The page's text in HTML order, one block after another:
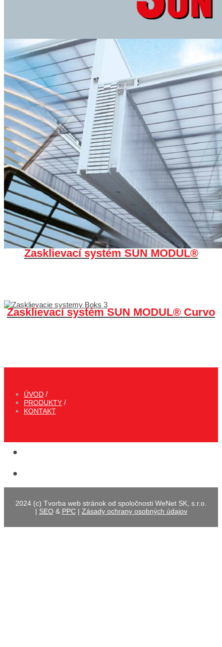
Zasklievací systém SUN MODUL®
Zasklievací systém SUN MODUL® Curvo
ÚVOD
PRODUKTY
KONTAKT
2024 (c) Tvorba web stránok od spoločnosti WeNet SK, s.r.o.
| SEO & PPC| Zásady ochrany osobných údajov